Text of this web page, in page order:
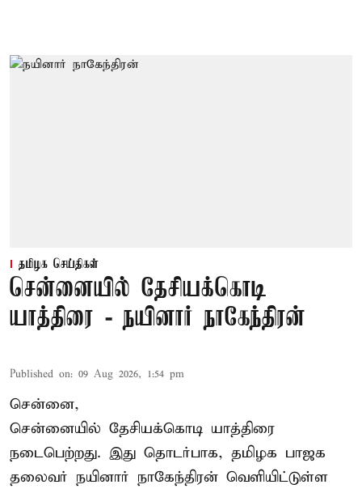
தமிழக செய்திகள்
சென்னையில் தேசியக்கொடி
யாத்திரை - நயினார் நாகேந்திரன்
Published on: 09 Aug 2026, 1:54 pm
சென்னை,
சென்னையில் தேசியக்கொடி யாத்திரை
நடைபெற்றது. இது தொடர்பாக, தமிழக பாஜக
தலைவர் நயினார் நாகேந்திரன் வெளியிட்டுள்ள